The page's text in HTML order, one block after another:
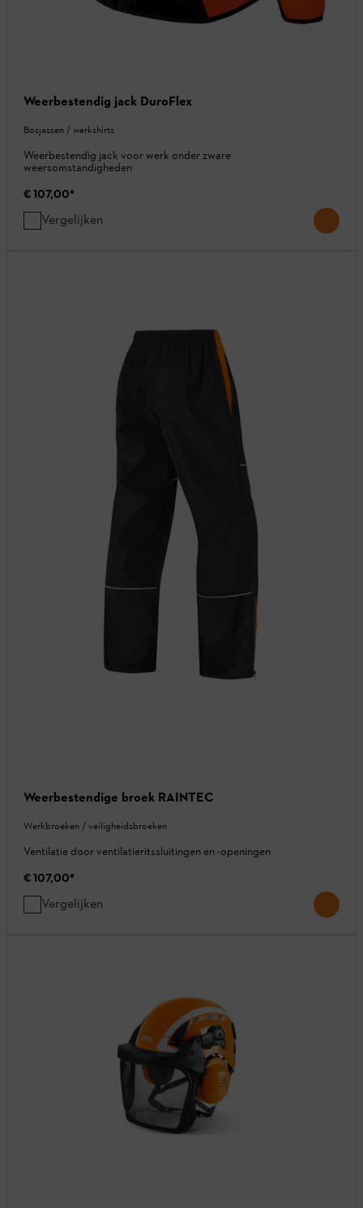
Weerbestendig jack DuroFlex
Bosjassen / werkshirts
Weerbestendig jack voor werk onder zware
weersomstandigheden
€ 107,00*
Vergelijken
Weerbestendige broek RAINTEC
Werkbroeken / veiligheidsbroeken
Ventilatie door ventilatieritssluitingen en -openingen
€ 107,00*
Vergelijken